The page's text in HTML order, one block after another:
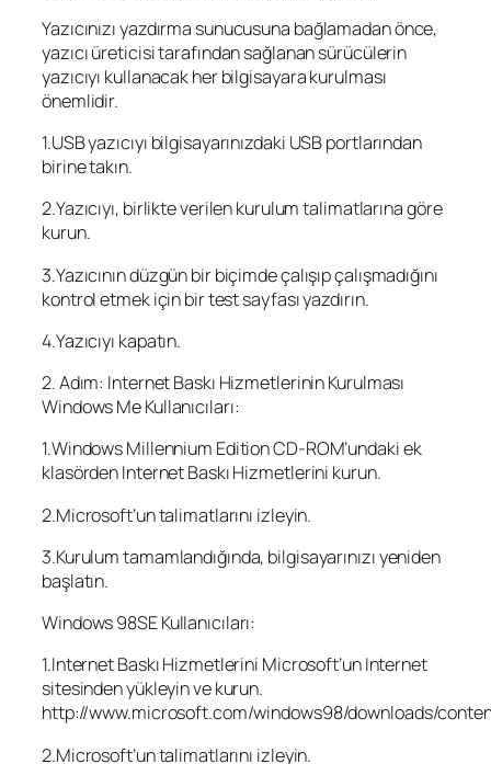
Yazıcınızı yazdırma sunucusuna bağlamadan önce,
yazıcı üreticisi tarafından sağlanan sürücülerin
yazıcıyı kullanacak her bilgisayara kurulması
önemlidir.
1.USB yazıcıyı bilgisayarınızdaki USB portlarından
birine takın.
2.Yazıcıyı, birlikte verilen kurulum talimatlarına göre
kurun.
3.Yazıcının düzgün bir biçimde çalışıp çalışmadığını
kontrol etmek için bir test sayfası yazdırın.
4.Yazıcıyı kapatın.
2. Adım: Internet Baskı Hizmetlerinin Kurulması
Windows Me Kullanıcıları:
1.Windows Millennium Edition CD-ROM’undaki ek
klasörden Internet Baskı Hizmetlerini kurun.
2.Microsoft’un talimatlarını izleyin.
3.Kurulum tamamlandığında, bilgisayarınızı yeniden
başlatın.
Windows 98SE Kullanıcıları:
1.Internet Baskı Hizmetlerini Microsoft’un Internet
sitesinden yükleyin ve kurun.
http://www.microsoft.com/windows98/downloads/
2.Microsoft’un talimatlarını izleyin.